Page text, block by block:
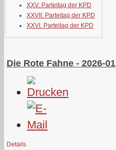
XXV. Parteitag der KPD
XXVII. Parteitag der KPD
XXVI. Parteitag der KPD
Die Rote Fahne - 2026-01
Details